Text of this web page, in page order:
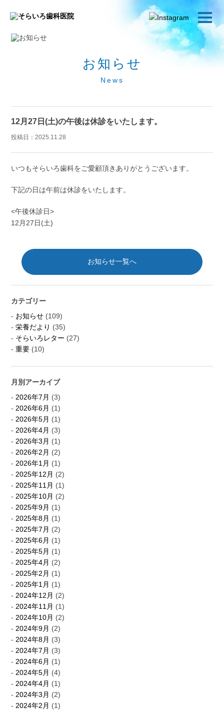
お知らせ
News
12月27日(土)の午後は休診をいたします。
投稿日： 2025.11.28
いつもそらいろ歯科をご愛顧頂きありがとうございます。
下記の日は午前は休診をいたします。
<午後休診日>
12月27日(土)
お知らせ一覧へ
カテゴリー
お知らせ (109)
栄養だより (35)
そらいろレター (27)
重要 (10)
月別アーカイブ
2026年7月 (3)
2026年6月 (1)
2026年5月 (1)
2026年4月 (3)
2026年3月 (1)
2026年2月 (2)
2026年1月 (1)
2025年12月 (2)
2025年11月 (1)
2025年10月 (2)
2025年9月 (1)
2025年8月 (1)
2025年7月 (2)
2025年6月 (1)
2025年5月 (1)
2025年4月 (2)
2025年2月 (1)
2025年1月 (1)
2024年12月 (2)
2024年11月 (1)
2024年10月 (2)
2024年9月 (2)
2024年8月 (3)
2024年7月 (3)
2024年6月 (1)
2024年5月 (4)
2024年4月 (1)
2024年3月 (2)
2024年2月 (1)